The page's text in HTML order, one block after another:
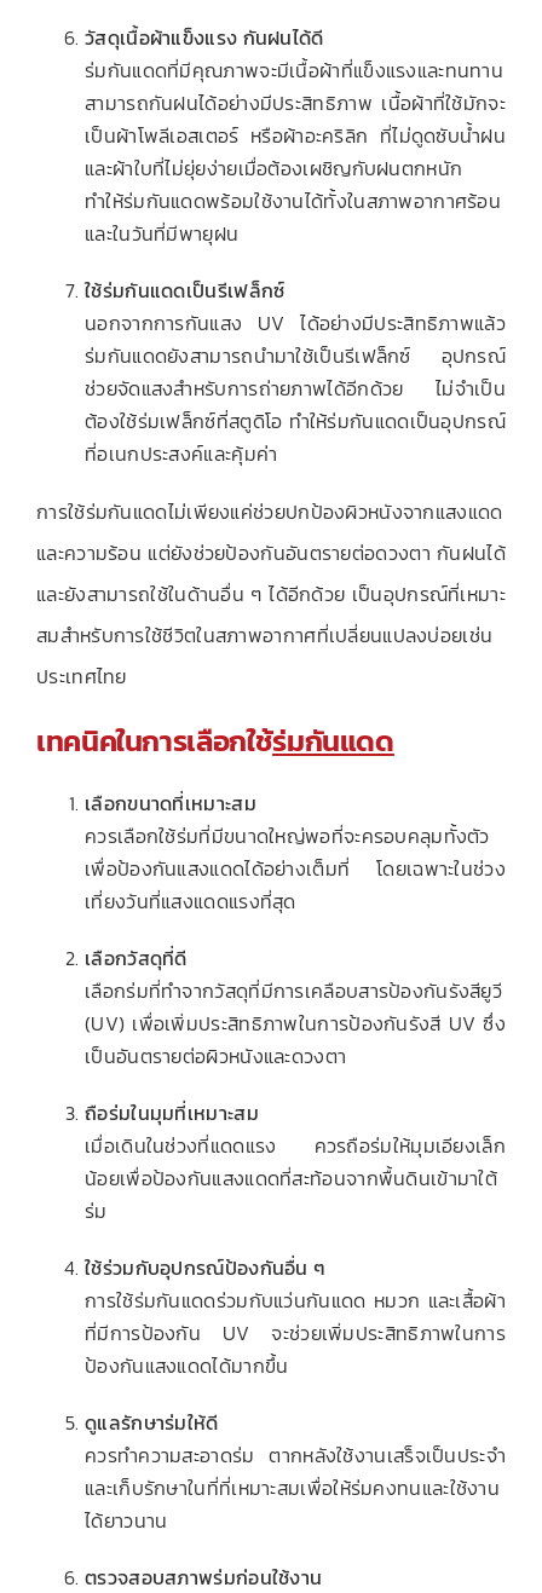
วัสดุเนื้อผ้าแข็งแรง กันฝนได้ดี
ร่มกันแดดที่มีคุณภาพจะมีเนื้อผ้าที่แข็งแรงและทนทาน
สามารถกันฝนได้อย่างมีประสิทธิภาพ เนื้อผ้าที่ใช้มักจะ
เป็นผ้าโพลีเอสเตอร์ หรือผ้าอะคริลิก ที่ไม่ดูดซับน้ำฝน
และผ้าใบที่ไม่ยุ่ยง่ายเมื่อต้องเผชิญกับฝนตกหนัก
ทำให้ร่มกันแดดพร้อมใช้งานได้ทั้งในสภาพอากาศร้อน
และในวันที่มีพายุฝน
ใช้ร่มกันแดดเป็นรีเฟล็กซ์
นอกจากการกันแสง UV ได้อย่างมีประสิทธิภาพแล้ว
ร่มกันแดดยังสามารถนำมาใช้เป็นรีเฟล็กซ์ อุปกรณ์
ช่วยจัดแสงสำหรับการถ่ายภาพได้อีกด้วย ไม่จำเป็น
ต้องใช้ร่มเฟล็กซ์ที่สตูดิโอ ทำให้ร่มกันแดดเป็นอุปกรณ์
ที่อเนกประสงค์และคุ้มค่า
การใช้ร่มกันแดดไม่เพียงแค่ช่วยปกป้องผิวหนังจากแสงแดด
และความร้อน แต่ยังช่วยป้องกันอันตรายต่อดวงตา กันฝนได้
และยังสามารถใช้ในด้านอื่น ๆ ได้อีกด้วย เป็นอุปกรณ์ที่เหมาะ
สมสำหรับการใช้ชีวิตในสภาพอากาศที่เปลี่ยนแปลงบ่อยเช่น
ประเทศไทย
เทคนิคในการเลือกใช้ร่มกันแดด
เลือกขนาดที่เหมาะสม
ควรเลือกใช้ร่มที่มีขนาดใหญ่พอที่จะครอบคลุมทั้งตัว
เพื่อป้องกันแสงแดดได้อย่างเต็มที่ โดยเฉพาะในช่วง
เที่ยงวันที่แสงแดดแรงที่สุด
เลือกวัสดุที่ดี
เลือกร่มที่ทำจากวัสดุที่มีการเคลือบสารป้องกันรังสียูวี
(UV) เพื่อเพิ่มประสิทธิภาพในการป้องกันรังสี UV ซึ่ง
เป็นอันตรายต่อผิวหนังและดวงตา
ถือร่มในมุมที่เหมาะสม
เมื่อเดินในช่วงที่แดดแรง ควรถือร่มให้มุมเอียงเล็ก
น้อยเพื่อป้องกันแสงแดดที่สะท้อนจากพื้นดินเข้ามาใต้
ร่ม
ใช้ร่วมกับอุปกรณ์ป้องกันอื่น ๆ
การใช้ร่มกันแดดร่วมกับแว่นกันแดด หมวก และเสื้อผ้า
ที่มีการป้องกัน UV จะช่วยเพิ่มประสิทธิภาพในการ
ป้องกันแสงแดดได้มากขึ้น
ดูแลรักษาร่มให้ดี
ควรทำความสะอาดร่ม ตากหลังใช้งานเสร็จเป็นประจำ
และเก็บรักษาในที่ที่เหมาะสมเพื่อให้ร่มคงทนและใช้งาน
ได้ยาวนาน
ตรวจสอบสภาพร่มก่อนใช้งาน